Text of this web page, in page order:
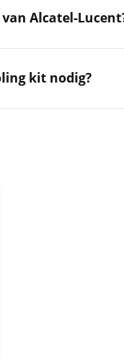
Alcatel-
kit nodig?